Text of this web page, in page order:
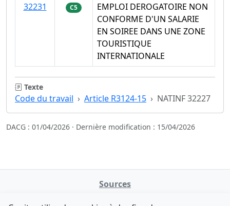
32231
C5
EMPLOI DEROGATOIRE NON
CONFORME D'UN SALARIE
EN SOIREE DANS UNE ZONE
TOURISTIQUE
INTERNATIONALE
Texte
Code du travail Article R3124-15 NATINF 32227
DACG : 01/04/2026 · Dernière modification : 15/04/2026
Sources